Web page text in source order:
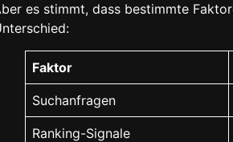
es stimmt, dass bestimmte
Faktor
Suchanfragen
Ranking-Signale